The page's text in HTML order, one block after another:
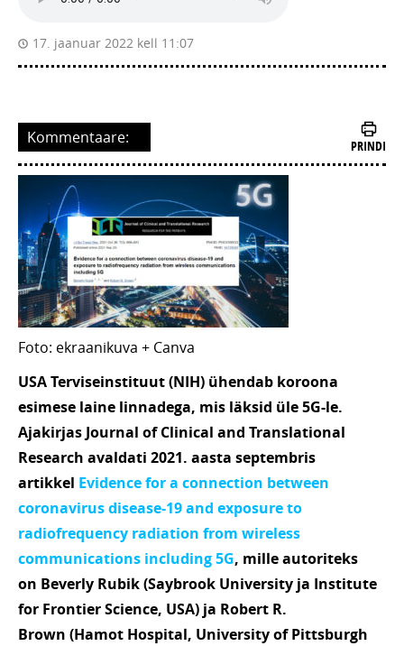
17. jaanuar 2022 kell 11:07
Kommentaare: PRINDI
Foto: ekraanikuva + Canva
USA Terviseinstituut (NIH) ühendab koroona
esimese laine linnadega, mis läksid üle 5G-le.
Ajakirjas Journal of Clinical and Translational
Research avaldati 2021. aasta septembris
artikkel Evidence for a connection between
coronavirus disease-19 and exposure to
radiofrequency radiation from wireless
communications including 5G, mille autoriteks
on Beverly Rubik (Saybrook University ja Institute
for Frontier Science, USA) ja Robert R.
Brown (Hamot Hospital, University of Pittsburgh